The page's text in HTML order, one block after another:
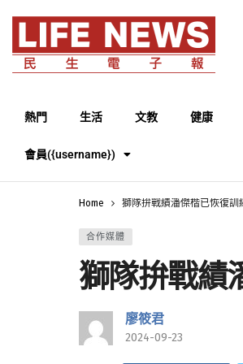
熱門 生活 文教 健康
會員({username})
Home 獅隊拚戰績潘傑楷已恢復訓
合作媒體
獅隊拚戰績
廖筱君
2024-09-23